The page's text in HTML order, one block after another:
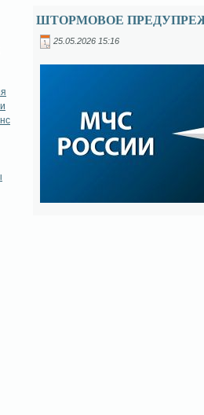
ШТОРМОВОЕ
25.05.2026 15:16